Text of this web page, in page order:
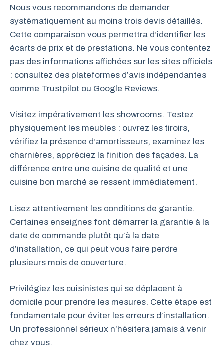
Nous vous recommandons de demander
systématiquement au moins trois devis détaillés.
Cette comparaison vous permettra d’identifier les
écarts de prix et de prestations. Ne vous contentez
pas des informations affichées sur les sites officiels
: consultez des plateformes d’avis indépendantes
comme Trustpilot ou Google Reviews.
Visitez impérativement les showrooms. Testez
physiquement les meubles : ouvrez les tiroirs,
vérifiez la présence d’amortisseurs, examinez les
charnières, appréciez la finition des façades. La
différence entre une cuisine de qualité et une
cuisine bon marché se ressent immédiatement.
Lisez attentivement les conditions de garantie.
Certaines enseignes font démarrer la garantie à la
date de commande plutôt qu’à la date
d’installation, ce qui peut vous faire perdre
plusieurs mois de couverture.
Privilégiez les cuisinistes qui se déplacent à
domicile pour prendre les mesures. Cette étape est
fondamentale pour éviter les erreurs d’installation.
Un professionnel sérieux n’hésitera jamais à venir
chez vous.